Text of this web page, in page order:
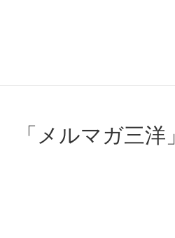
メルマガ三洋」